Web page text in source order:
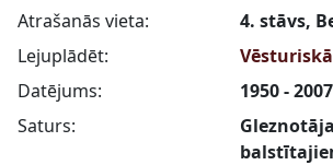
Atrašanās vieta:
4. stāvs,
Lejuplādēt:
Datējums:
1950 - 2007
Saturs: